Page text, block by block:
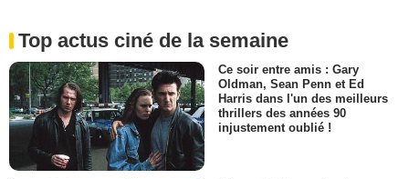
Top actus ciné de la semaine
Ce soir entre amis : Gary
Oldman, Sean Penn et Ed
Harris dans l'un des meilleurs
thrillers des années 90
injustement oublié !